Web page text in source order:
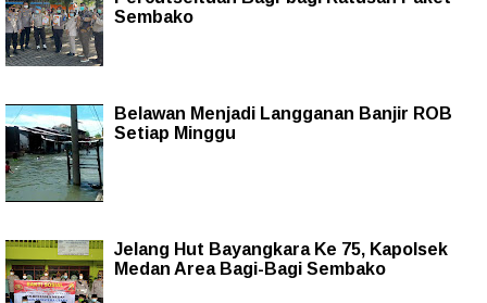
Sembako
Belawan Menjadi Langganan Banjir ROB
Setiap Minggu
Jelang Hut Bayangkara Ke 75, Kapolsek
Medan Area Bagi-Bagi Sembako